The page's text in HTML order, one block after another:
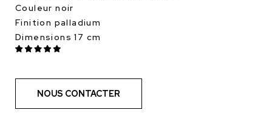
Couleur noir
Finition palladium
Dimensions 17 cm
NOUS CONTACTER